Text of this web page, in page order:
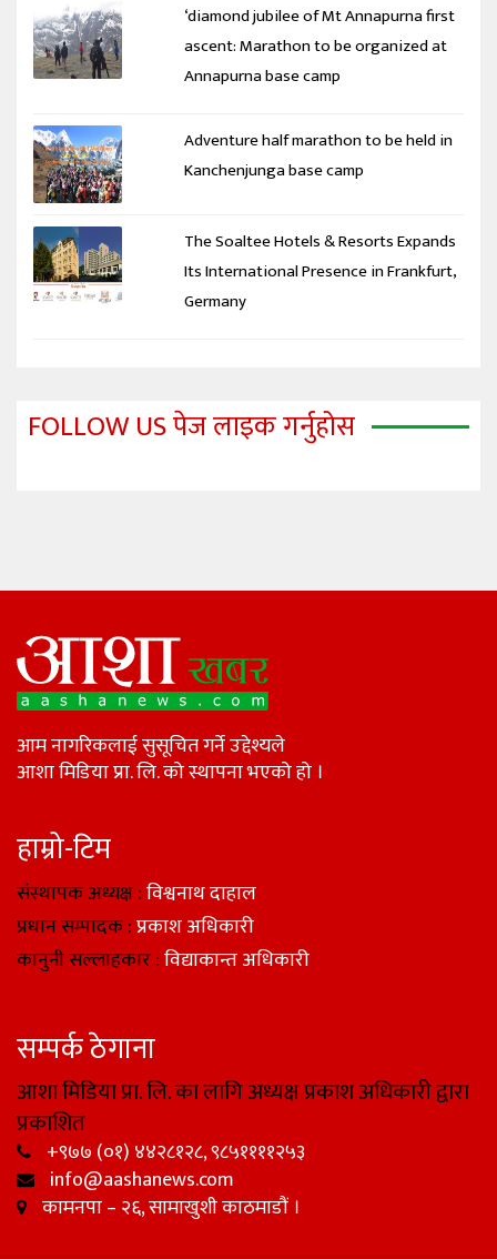
‘diamond jubilee of Mt Annapurna first
ascent: Marathon to be organized at
Annapurna base camp
Adventure half marathon to be held in
Kanchenjunga base camp
The Soaltee Hotels & Resorts Expands
Its International Presence in Frankfurt,
Germany
FOLLOW US पेज लाइक गर्नुहोस
आम नागरिकलाई सुसूचित गर्ने उद्देश्यले
आशा मिडिया प्रा. लि. को स्थापना भएको हो ।
हाम्रो-टिम
संस्थापक अध्यक्ष :विश्वनाथ दाहाल
प्रधान सम्पादक :प्रकाश अधिकारी
कानुनी सल्लाहकार :विद्याकान्त अधिकारी
सम्पर्क ठेगाना
आशा मिडिया प्रा. लि. का लागि अध्यक्ष प्रकाश अधिकारी द्वारा
प्रकाशित
+९७७ (०१) ४४२८१२८, ९८५११११२५३
info@aashanews.com
कामनपा – २६, सामाखुशी काठमाडौं ।